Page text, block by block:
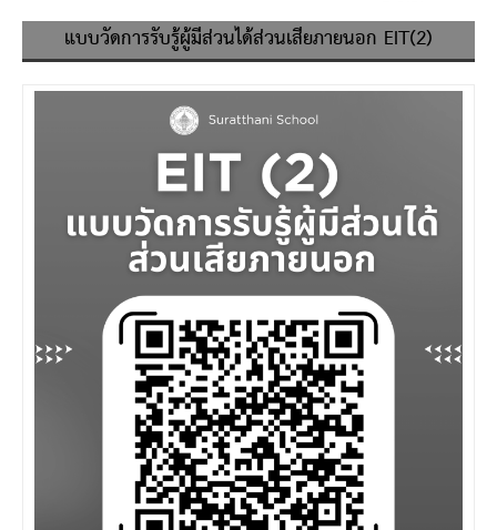
แบบวัดการรับรู้ผู้มีส่วนได้ส่วนเสียภายนอก EIT(2)